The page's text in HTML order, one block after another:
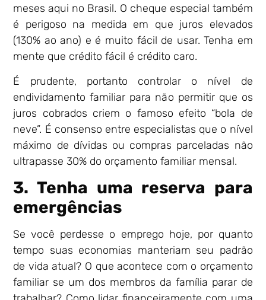
meses aqui no Brasil. O cheque especial também
é perigoso na medida em que juros elevados
(130% ao ano) e é muito fácil de usar. Tenha em
mente que crédito fácil é crédito caro.
É prudente, portanto controlar o nível de
endividamento familiar para não permitir que os
juros cobrados criem o famoso efeito “bola de
neve”. É consenso entre especialistas que o nível
máximo de dívidas ou compras parceladas não
ultrapasse 30% do orçamento familiar mensal.
3. Tenha uma reserva para
emergências
Se você perdesse o emprego hoje, por quanto
tempo suas economias manteriam seu padrão
de vida atual? O que acontece com o orçamento
familiar se um dos membros da família parar de